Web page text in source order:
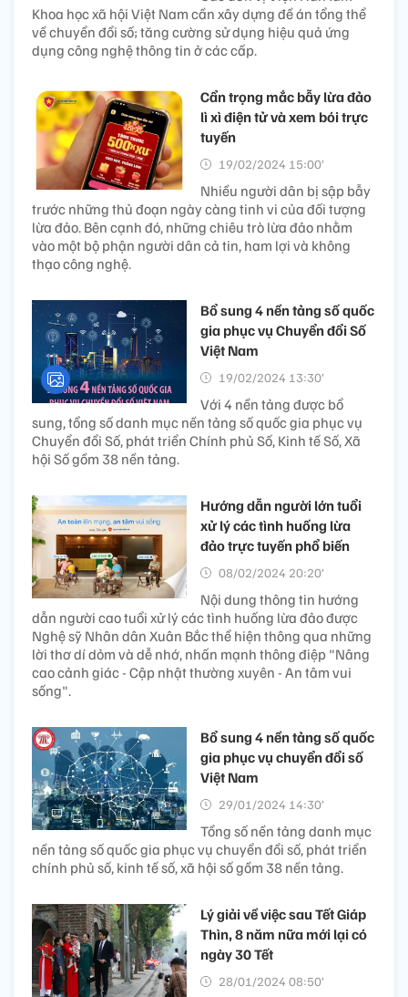
Khoa học xã hội Việt Nam cần xây dựng đề án tổng thể
về chuyển đổi số; tăng cường sử dụng hiệu quả ứng
dụng công nghệ thông tin ở các cấp.
Cẩn trọng mắc bẫy lừa đảo
lì xì điện tử và xem bói trực
tuyến
19/02/2024 15:00’
Nhiều người dân bị sập bẫy
trước những thủ đoạn ngày càng tinh vi của đối tượng
lừa đảo. Bên cạnh đó, những chiêu trò lừa đảo nhằm
vào một bộ phận người dân cả tin, ham lợi và không
thạo công nghệ.
Bổ sung 4 nền tảng số quốc
gia phục vụ Chuyển đổi Số
Việt Nam
19/02/2024 13:30’
Với 4 nền tảng được bổ
sung, tổng số danh mục nền tảng số quốc gia phục vụ
Chuyển đổi Số, phát triển Chính phủ Số, Kinh tế Số, Xã
hội Số gồm 38 nền tảng.
Hướng dẫn người lớn tuổi
xử lý các tình huống lừa
đảo trực tuyến phổ biến
08/02/2024 20:20’
Nội dung thông tin hướng
dẫn người cao tuổi xử lý các tình huống lừa đảo được
Nghệ sỹ Nhân dân Xuân Bắc thể hiện thông qua những
lời thơ dí dỏm và dễ nhớ, nhấn mạnh thông điệp "Nâng
cao cảnh giác - Cập nhật thường xuyên - An tâm vui
sống".
Bổ sung 4 nền tảng số quốc
gia phục vụ chuyển đổi số
Việt Nam
29/01/2024 14:30’
Tổng số nền tảng danh mục
nền tảng số quốc gia phục vụ chuyển đổi số, phát triển
chính phủ số, kinh tế số, xã hội số gồm 38 nền tảng.
Lý giải về việc sau Tết Giáp
Thìn, 8 năm nữa mới lại có
ngày 30 Tết
28/01/2024 08:50’